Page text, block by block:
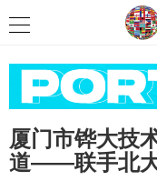
厦门市铧大技
道——联手北